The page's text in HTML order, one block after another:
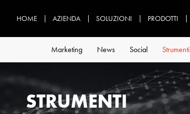
HOME AZIENDA SOLUZIONI PRODOTTI
Marketing News Social Strumenti
STRUMENTI